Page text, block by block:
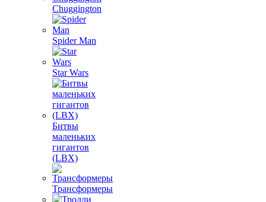
Chuggington
Spider Man
Star Wars
Битвы
маленьких
гигантов
(LBX)
Трансформеры